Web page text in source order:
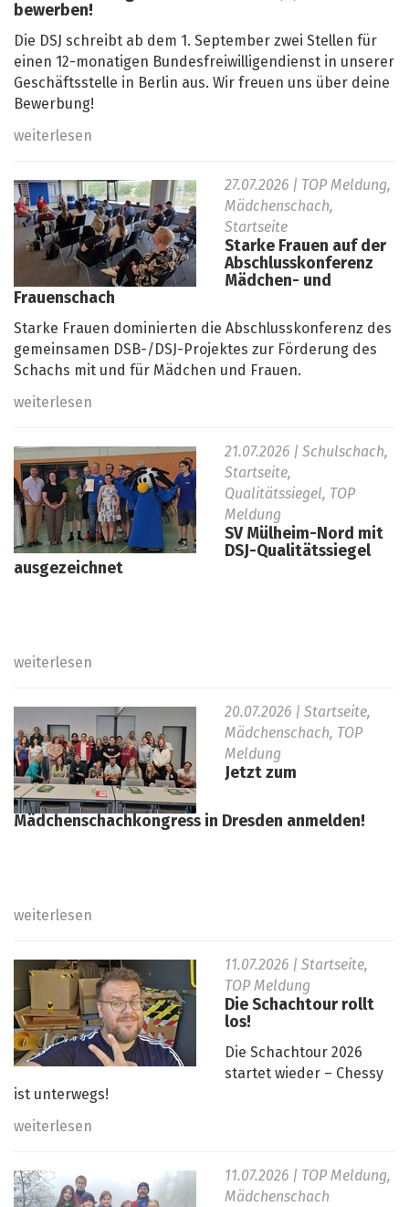
bewerben!
Die DSJ schreibt ab dem 1. September zwei Stellen für
einen 12-monatigen Bundesfreiwilligendienst in unserer
Geschäftsstelle in Berlin aus. Wir freuen uns über deine
Bewerbung!
weiterlesen
27.07.2026 | TOP Meldung,
Mädchenschach,
Startseite
Starke Frauen auf der
Abschlusskonferenz
Mädchen- und
Frauenschach
Starke Frauen dominierten die Abschlusskonferenz des
gemeinsamen DSB-/DSJ-Projektes zur Förderung des
Schachs mit und für Mädchen und Frauen.
weiterlesen
21.07.2026 | Schulschach,
Startseite,
Qualitätssiegel, TOP
Meldung
SV Mülheim-Nord mit
DSJ-Qualitätssiegel
ausgezeichnet
weiterlesen
20.07.2026 | Startseite,
Mädchenschach, TOP
Meldung
Jetzt zum
Mädchenschachkongress in Dresden anmelden!
weiterlesen
11.07.2026 | Startseite,
TOP Meldung
Die Schachtour rollt
los!
Die Schachtour 2026
startet wieder – Chessy
ist unterwegs!
weiterlesen
11.07.2026 | TOP Meldung,
Mädchenschach